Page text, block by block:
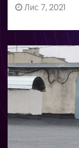
Лис 7, 2021